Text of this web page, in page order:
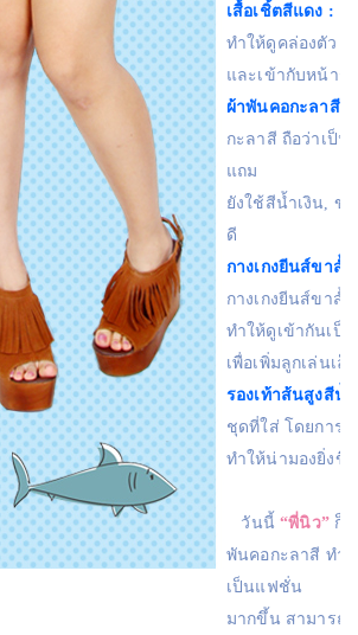
เสื้อเชิ้ตสีแดง :
ทำให้ดูคล่องตัว แ
และเข้ากับหน้าร้
ผ้าพันคอกะลาสี:
กะลาสี ถือว่าเป็น
แถม
ยังใช้สีน้ำเงิน, ข
ดี
กางเกงยีนส์ขาสั้
กางเกงยีนส์ขาสั้
ทำให้ดูเข้ากันเป็
เพื่อเพิ่มลูกเล่นเล็
รองเท้าส้นสูงสีน้
ชุดที่ใส่ โดยการเ
ทำให้น่ามองยิ่งขึ้น
วันนี้“พี่นิว”ก็ม
พันคอกะลาสี ทำ
เป็นแฟชั่น
มากขึ้น สามารถ